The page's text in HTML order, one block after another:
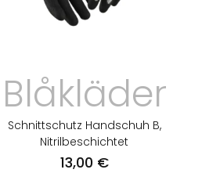
Blåkläder
Schnittschutz Handschuh B,
Nitrilbeschichtet
13,00 €